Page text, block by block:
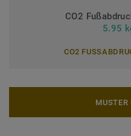
CO2
5.95
CO2
MUSTER